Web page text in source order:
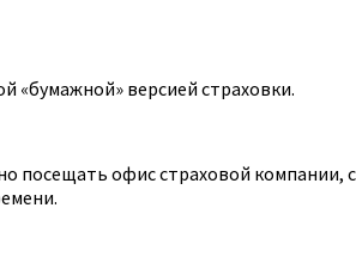
«бумажной» версией страховки.
офис страховой компании,